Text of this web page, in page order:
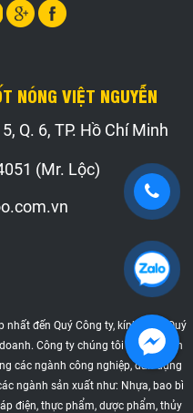
NÓNG VIỆT NGUYỄN
Q. 6, TP. Hồ Chí Minh
(Mr. Lộc)
đến Quý Công ty, kính chúc Quý
Công ty chúng tôi chuyên sản
các ngành công nghiệp, dân dụng
ngành sản xuất như: Nhựa, bao bì
điện, thực phẩm, dược phẩm, thủy